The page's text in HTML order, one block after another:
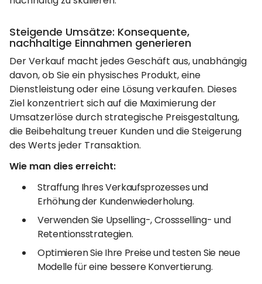
Steigende Umsätze: Konsequente,
nachhaltige Einnahmen generieren
Der Verkauf macht jedes Geschäft aus, unabhängig
davon, ob Sie ein physisches Produkt, eine
Dienstleistung oder eine Lösung verkaufen. Dieses
Ziel konzentriert sich auf die Maximierung der
Umsatzerlöse durch strategische Preisgestaltung,
die Beibehaltung treuer Kunden und die Steigerung
des Werts jeder Transaktion.
Wie man dies erreicht:
Straffung Ihres Verkaufsprozesses und
Erhöhung der Kundenwiederholung.
Verwenden Sie Upselling-, Crossselling- und
Retentionsstrategien.
Optimieren Sie Ihre Preise und testen Sie neue
Modelle für eine bessere Konvertierung.